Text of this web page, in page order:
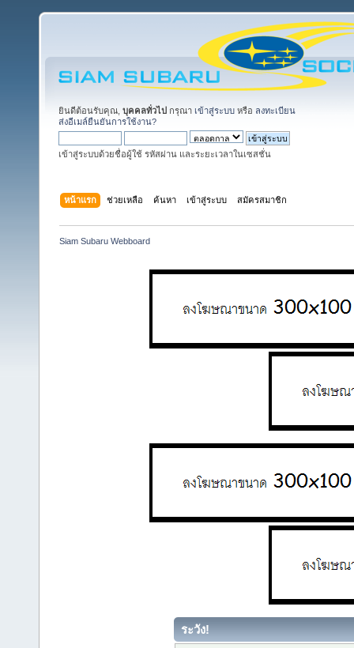
ยินดีต้อนรับคุณ, บุคคลทั่วไป กรุณา เข้าสู่ระบบ หรือ ลงทะเบียน
ส่งอีเมล์ยืนยันการใช้งาน?
เข้าสู่ระบบด้วยชื่อผู้ใช้ รหัสผ่าน และระยะเวลาในเซสชั่น
หน้าแรก ช่วยเหลือ ค้นหา เข้าสู่ระบบ สมัครสมาชิก
Siam Subaru Webboard
ระวัง!